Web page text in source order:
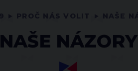
NAŠE NÁZORY